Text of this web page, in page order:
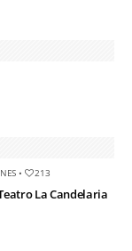
• 213
La Candelaria